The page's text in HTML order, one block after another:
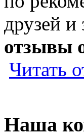
друзей и
отзывы
Читать
Наша